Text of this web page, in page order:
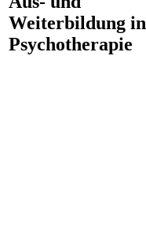
Weiterbildung in
Psychotherapie